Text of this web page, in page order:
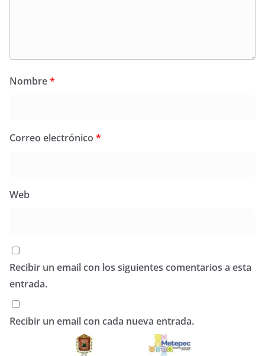
Nombre*
Correo electrónico *
Web
Recibir un email con los siguientes comentarios a esta
entrada.
Recibir un email con cada nueva entrada.